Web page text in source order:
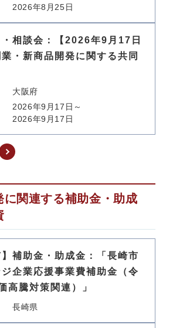
2026年8月25日
相談会：【2026年9月17日
・新商品開発に関する共同
大阪府
2026年9月17日～
2026年9月17日
に関連する補助金・助成
】補助金・助成金：「長崎市
企業応援事業費補助金（令
高騰対策関連）」
長崎県